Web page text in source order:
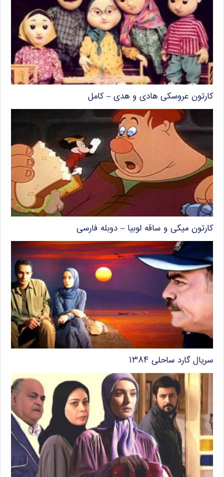
کارتون عروسکی هادی و هدی – کامل
کارتون میکی و ساقه لوبیا – دوبله فارسی
سریال گارد ساحلی ۱۳۸۴